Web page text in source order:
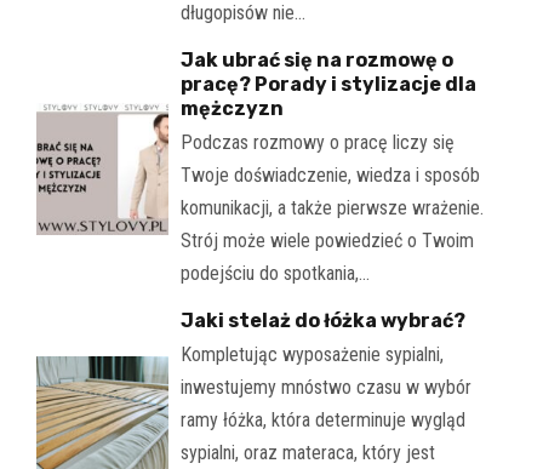
długopisów nie…
Jak ubrać się na rozmowę o
pracę? Porady i stylizacje dla
mężczyzn
Podczas rozmowy o pracę liczy się
Twoje doświadczenie, wiedza i sposób
komunikacji, a także pierwsze wrażenie.
Strój może wiele powiedzieć o Twoim
podejściu do spotkania,…
Jaki stelaż do łóżka wybrać?
Kompletując wyposażenie sypialni,
inwestujemy mnóstwo czasu w wybór
ramy łóżka, która determinuje wygląd
sypialni, oraz materaca, który jest